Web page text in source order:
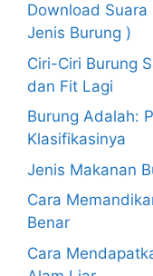
Download
Jenis Burung )
Ciri-Ciri Burung
dan Fit Lagi
Burung Adalah:
Klasifikasinya
Jenis Makanan
Cara
Benar
Cara